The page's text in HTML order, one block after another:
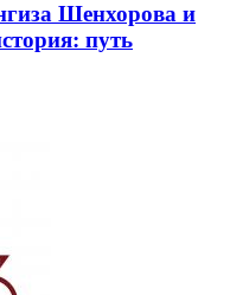
Шенхорова и
путь